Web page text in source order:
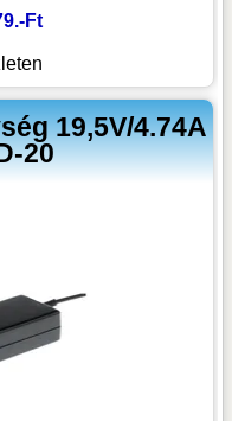
Ft
19,5V/4.74A
20